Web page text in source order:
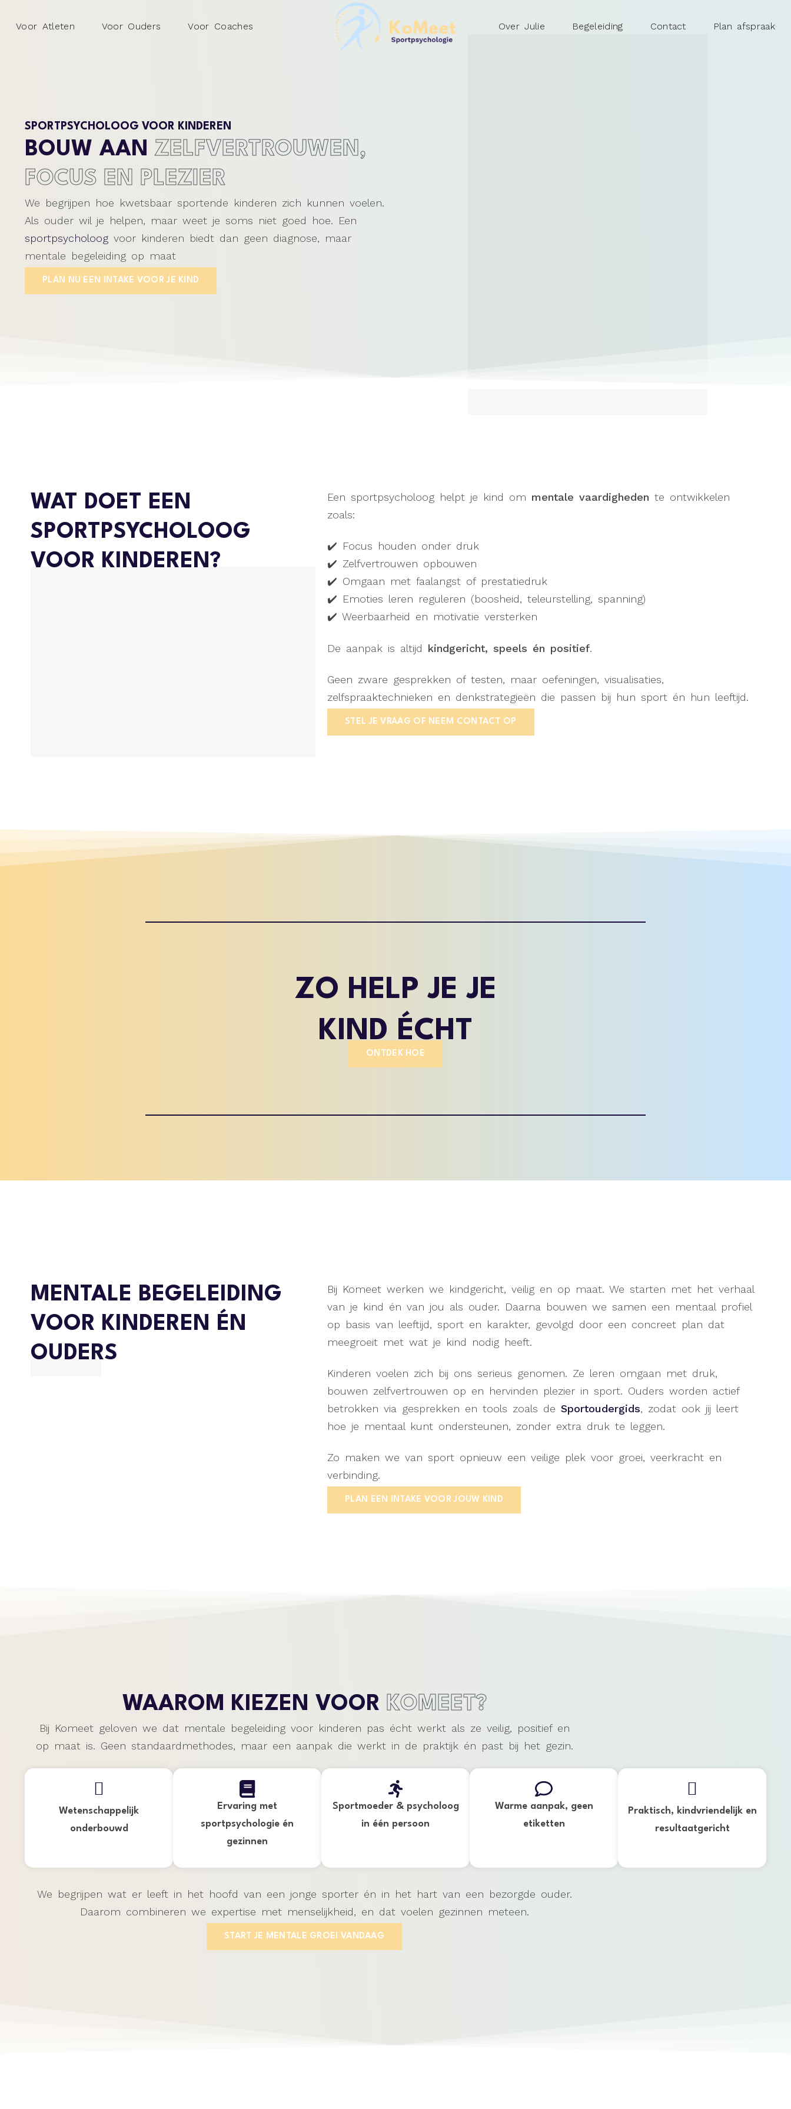
Voor Atleten Voor Ouders Voor Coaches Over Julie Begeleiding Contact Plan afspraak
SPORTPSYCHOLOOG VOOR KINDEREN
BOUW AANZELFVERTROUWEN,
FOCUS EN PLEZIER
We begrijpen hoe kwetsbaar sportende kinderen zich kunnen voelen.
Als ouder wil je helpen, maar weet je soms niet goed hoe. Een
sportpsycholoog voor kinderen biedt dan geen diagnose, maar
mentale begeleiding op maat
PLAN NU EEN INTAKE VOOR JE KIND
WAT DOET EEN
SPORTPSYCHOLOOG
VOOR KINDEREN?
Een sportpsycholoog helpt je kind om mentale vaardigheden te ontwikkelen
zoals:
✔️ Focus houden onder druk
✔️ Zelfvertrouwen opbouwen
✔️ Omgaan met faalangst of prestatiedruk
✔️ Emoties leren reguleren (boosheid, teleurstelling, spanning)
✔️ Weerbaarheid en motivatie versterken
De aanpak is altijd kindgericht, speels én positief.
Geen zware gesprekken of testen, maar oefeningen, visualisaties,
zelfspraaktechnieken en denkstrategieën die passen bij hun sport én hun leeftijd.
STEL JE VRAAG OF NEEM CONTACT OP
ZO HELP JE JE
KIND ÉCHT
ONTDEK HOE
MENTALE BEGELEIDING
VOOR KINDEREN ÉN
OUDERS
Bij Komeet werken we kindgericht, veilig en op maat. We starten met het verhaal
van je kind én van jou als ouder. Daarna bouwen we samen een mentaal profiel
op basis van leeftijd, sport en karakter, gevolgd door een concreet plan dat
meegroeit met wat je kind nodig heeft.
Kinderen voelen zich bij ons serieus genomen. Ze leren omgaan met druk,
bouwen zelfvertrouwen op en hervinden plezier in sport. Ouders worden actief
betrokken via gesprekken en tools zoals de Sportoudergids, zodat ook jij leert
hoe je mentaal kunt ondersteunen, zonder extra druk te leggen.
Zo maken we van sport opnieuw een veilige plek voor groei, veerkracht en
verbinding.
PLAN EEN INTAKE VOOR JOUW KIND
WAAROM KIEZEN VOOR KOMEET?
Bij Komeet geloven we dat mentale begeleiding voor kinderen pas écht werkt als ze veilig, positief en
op maat is. Geen standaardmethodes, maar een aanpak die werkt in de praktijk én past bij het gezin.
Wetenschappelijk
onderbouwd
Ervaring met
sportpsychologie én
gezinnen
Sportmoeder & psycholoog
in één persoon
Warme aanpak, geen
etiketten
Praktisch, kindvriendelijk en
resultaatgericht
We begrijpen wat er leeft in het hoofd van een jonge sporter én in het hart van een bezorgde ouder.
Daarom combineren we expertise met menselijkheid, en dat voelen gezinnen meteen.
START JE MENTALE GROEI VANDAAG